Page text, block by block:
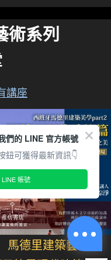
術系列
講座
馬德里建築藝術
們的 LINE 官方帳號
鈕可獲得最新資訊👇
LINE 帳號